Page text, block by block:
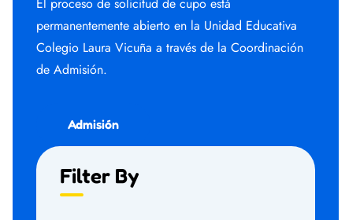
El proceso de solicitud de cupo está
permanentemente abierto en la Unidad Educativa
Colegio Laura Vicuña a través de la Coordinación
de Admisión.
Admisión
Filter By